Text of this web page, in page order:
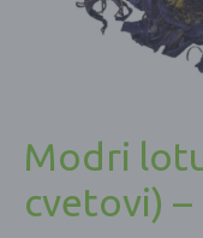
Modri
cvetovi) –